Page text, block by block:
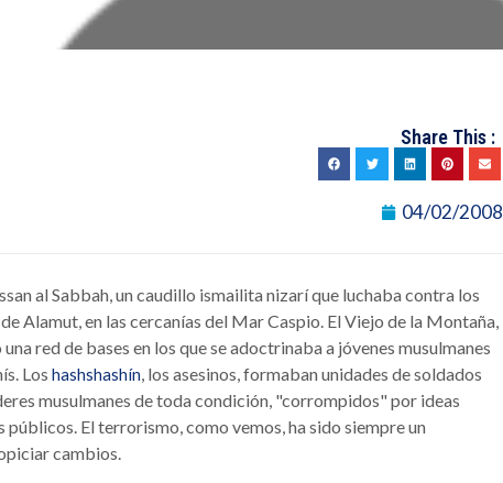
Share This :
04/02/2008
al Sabbah, un caudillo ismailita nizarí que luchaba contra los
Alamut, en las cercanías del Mar Caspio. El Viejo de la Montaña,
red de bases en los que se adoctrinaba a jóvenes musulmanes
Los hashshashín, los asesinos, formaban unidades de soldados
musulmanes de toda condición, "corrompidos" por ideas
públicos. El terrorismo, como vemos, ha sido siempre un
cambios.